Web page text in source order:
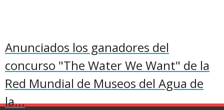
Anunciados los ganadores del
concurso "The Water We Want" de la
Red Mundial de Museos del Agua de
la...